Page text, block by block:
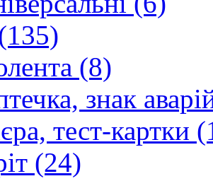
(8)
знак
тест-картки
(24)